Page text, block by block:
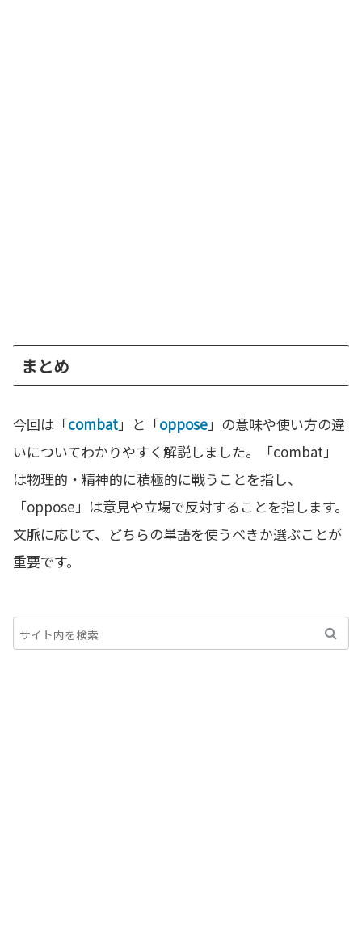
まとめ
今回は「combat」と「oppose」の意味や使い方の違
いについてわかりやすく解説しました。「combat」
は物理的・精神的に積極的に戦うことを指し、
「oppose」は意見や立場で反対することを指します。
文脈に応じて、どちらの単語を使うべきか選ぶことが
重要です。